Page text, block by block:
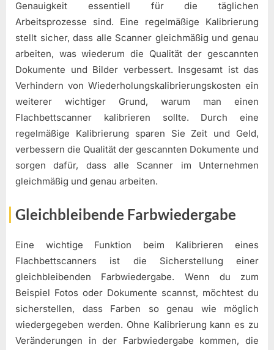
Genauigkeit essentiell für die täglichen
Arbeitsprozesse sind. Eine regelmäßige Kalibrierung
stellt sicher, dass alle Scanner gleichmäßig und genau
arbeiten, was wiederum die Qualität der gescannten
Dokumente und Bilder verbessert. Insgesamt ist das
Verhindern von Wiederholungskalibrierungskosten ein
weiterer wichtiger Grund, warum man einen
Flachbettscanner kalibrieren sollte. Durch eine
regelmäßige Kalibrierung sparen Sie Zeit und Geld,
verbessern die Qualität der gescannten Dokumente und
sorgen dafür, dass alle Scanner im Unternehmen
gleichmäßig und genau arbeiten.
Gleichbleibende Farbwiedergabe
Eine wichtige Funktion beim Kalibrieren eines
Flachbettscanners ist die Sicherstellung einer
gleichbleibenden Farbwiedergabe. Wenn du zum
Beispiel Fotos oder Dokumente scannst, möchtest du
sicherstellen, dass Farben so genau wie möglich
wiedergegeben werden. Ohne Kalibrierung kann es zu
Veränderungen in der Farbwiedergabe kommen, die